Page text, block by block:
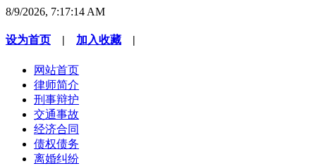
8/9/2026, 7:17:14 AM
设为首页 | 加入收藏 |
网站首页
律师简介
刑事辩护
交通事故
经济合同
债权债务
离婚纠纷